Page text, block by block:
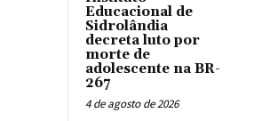
Educacional de
Sidrolândia
decreta luto por
morte de
adolescente na BR-
267
4 de agosto de 2026